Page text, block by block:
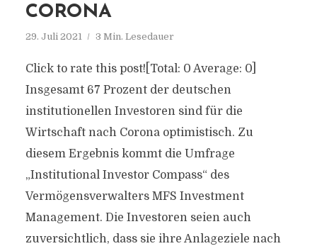
CORONA
29. Juli 2021 3 Min. Lesedauer
Click to rate this post![Total: 0 Average: 0]
Insgesamt 67 Prozent der deutschen
institutionellen Investoren sind für die
Wirtschaft nach Corona optimistisch. Zu
diesem Ergebnis kommt die Umfrage
„Institutional Investor Compass“ des
Vermögensverwalters MFS Investment
Management. Die Investoren seien auch
zuversichtlich, dass sie ihre Anlageziele nach